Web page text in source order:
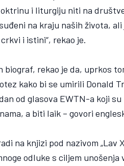
i liturgiju niti na
na kraju naših života,
i istini“, rekao je.
biograf, rekao je da, uprkos
kako bi se umirili Donald
od glasova EWTN-a koji
a biti laik – govori
na knjizi pod nazivom „Lav
odluke s ciljem